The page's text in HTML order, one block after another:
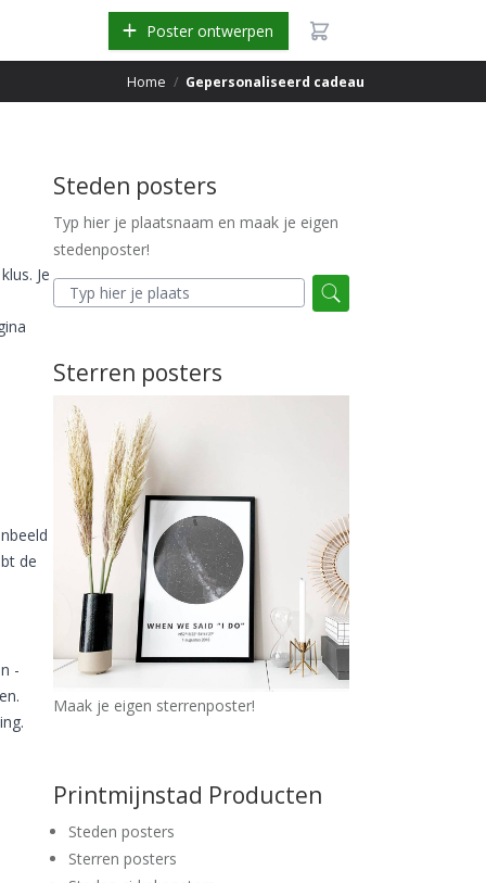
Poster ontwerpen
Home / Gepersonaliseerd cadeau
Je
de
-
Steden posters
Typ hier je plaatsnaam en maak je eigen
stedenposter!
Sterren posters
Maak je eigen sterrenposter!
Printmijnstad Producten
Steden posters
Sterren posters